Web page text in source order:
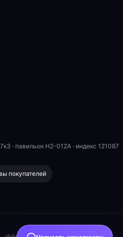
· павильон H2-012A · индекс 121087
покупателей